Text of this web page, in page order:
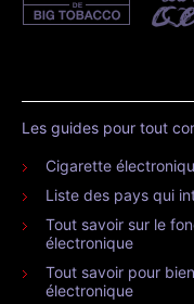
Les guides pour tout
Cigarette
Liste des pays qui
Tout savoir sur le
électronique
Tout savoir pour
électronique